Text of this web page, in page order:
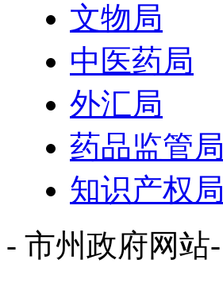
文物局
中医药局
外汇局
药品监管局
知识产权局
- 市州政府网站-